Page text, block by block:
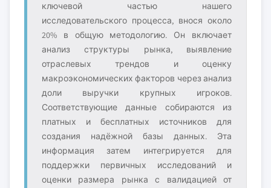
ключевой частью нашего
исследовательского процесса, внося около
20% в общую методологию. Он включает
анализ структуры рынка, выявление
отраслевых трендов и оценку
макроэкономических факторов через анализ
доли выручки крупных игроков.
Соответствующие данные собираются из
платных и бесплатных источников для
создания надёжной базы данных. Эта
информация затем интегрируется для
поддержки первичных исследований и
оценки размера рынка с валидацией от